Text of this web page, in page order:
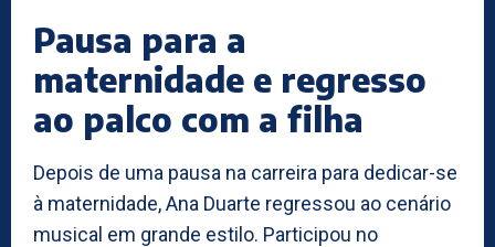
Pausa para a
maternidade e regresso
ao palco com a filha
Depois de uma pausa na carreira para dedicar-se
à maternidade, Ana Duarte regressou ao cenário
musical em grande estilo. Participou no